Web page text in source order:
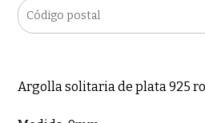
Argolla solitaria de plata 925